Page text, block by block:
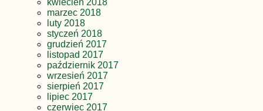
kwiecień 2018
marzec 2018
luty 2018
styczeń 2018
grudzień 2017
listopad 2017
październik 2017
wrzesień 2017
sierpień 2017
lipiec 2017
czerwiec 2017